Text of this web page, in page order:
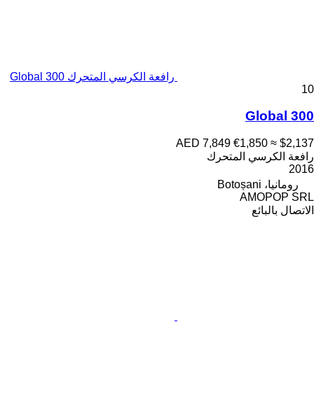
رافعة الكرسي المتحرك Global 300
10
Global 300
AED 7,849 €1,850 ≈ $2,137
رافعة الكرسي المتحرك
2016
رومانيا، Botoșani
AMOPOP SRL
الاتصال بالبائع